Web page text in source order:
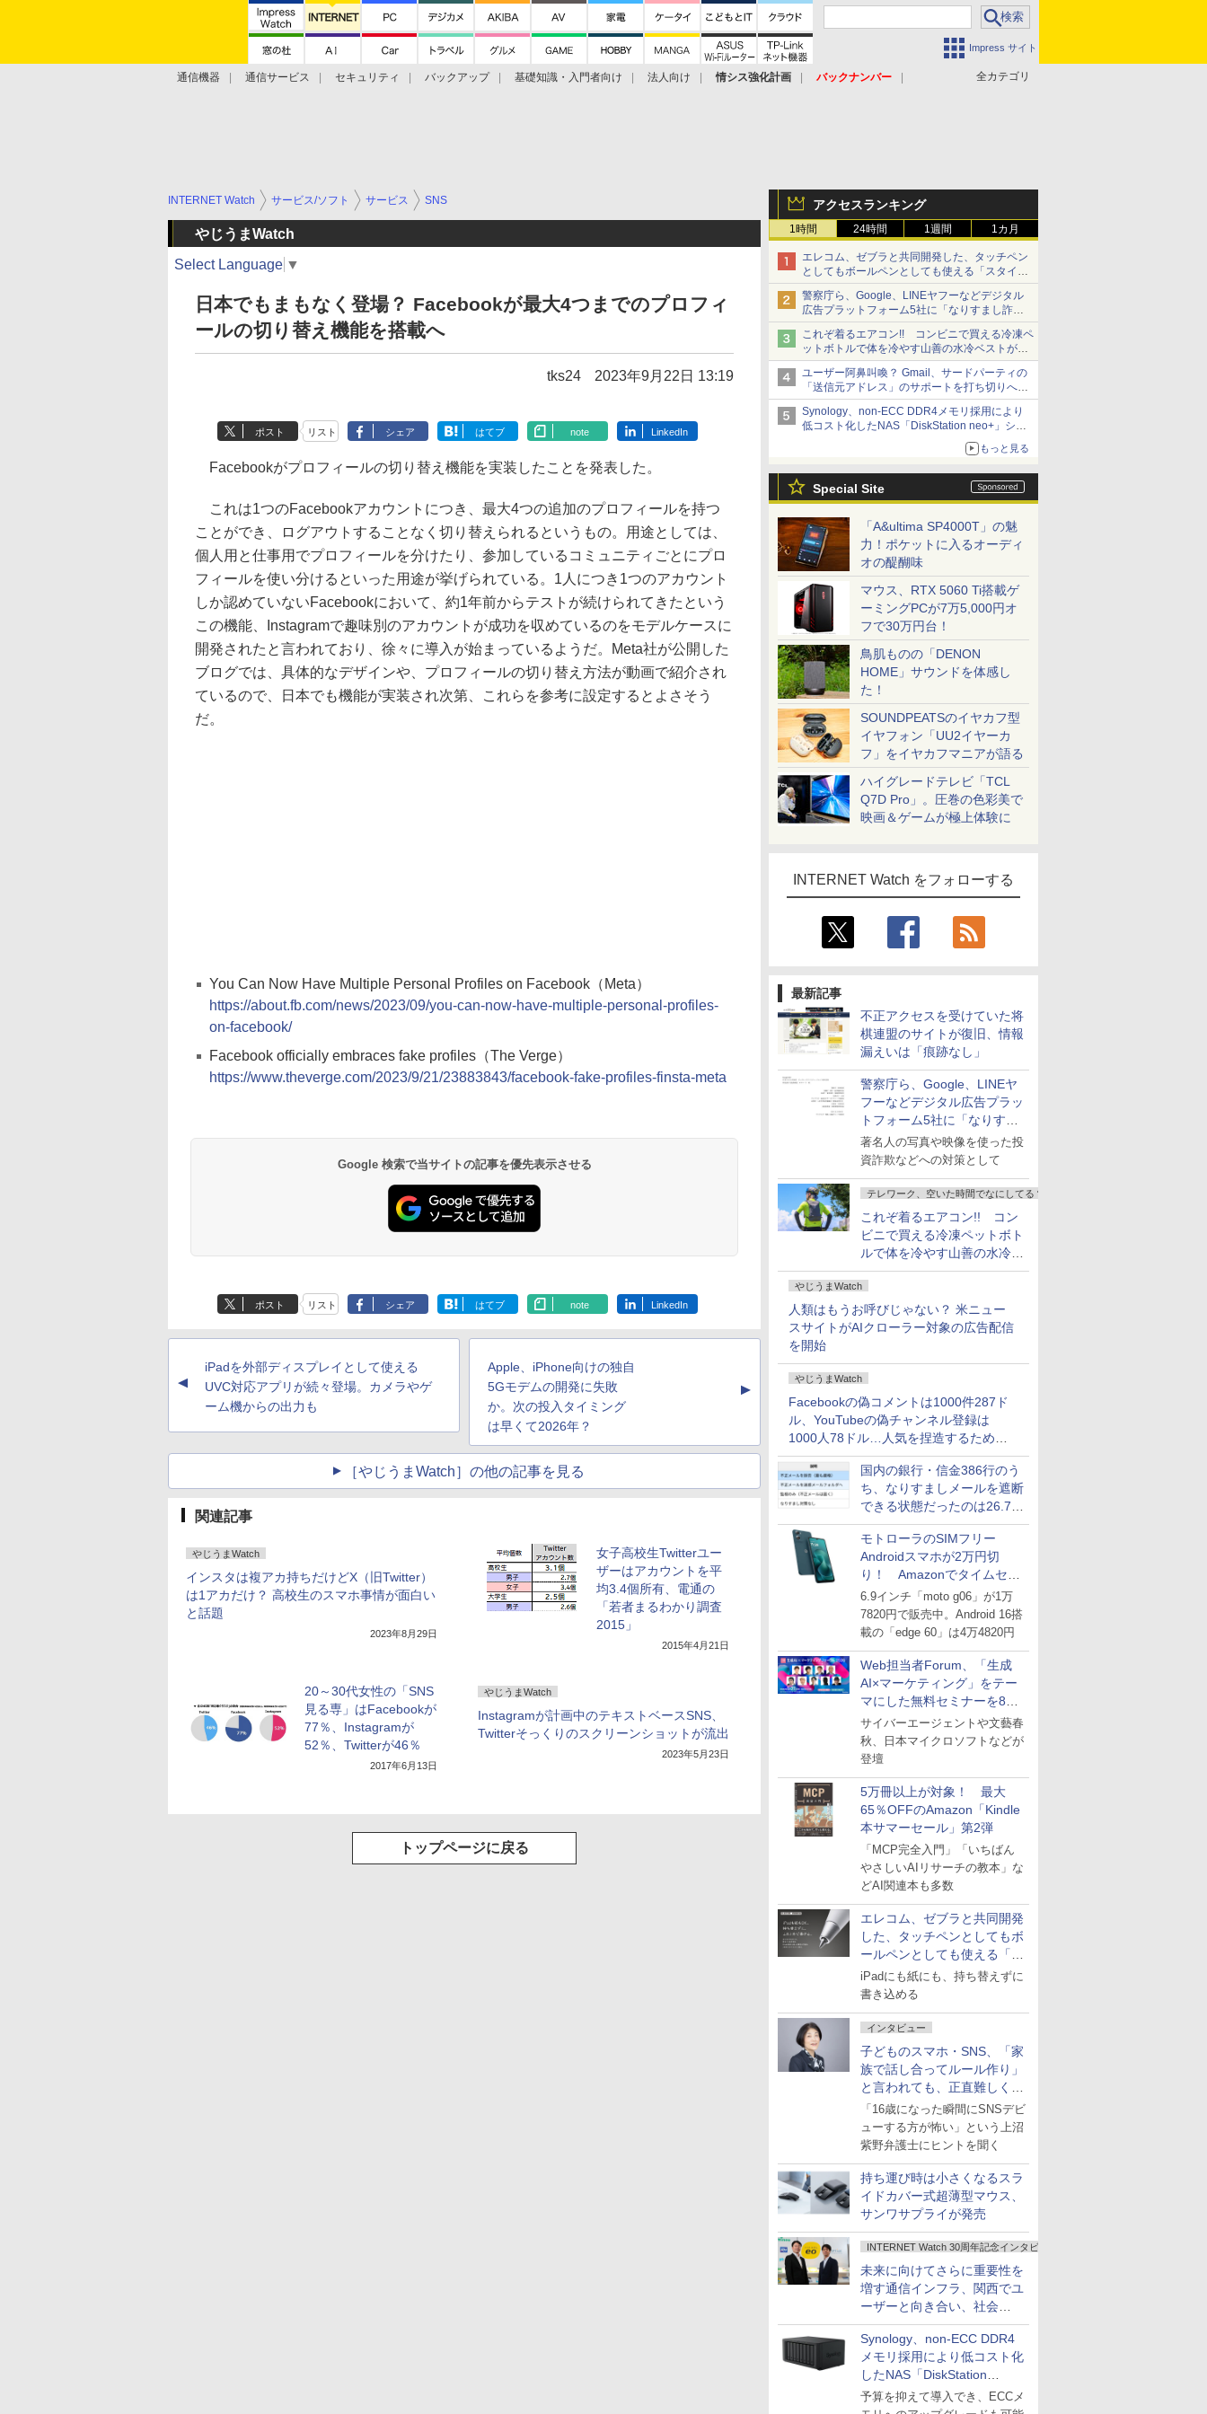
Impress サイト
全カテゴリ
通信機器 通信サービス セキュリティ バックアップ 基礎知識・入門者向け 法人向け 情シス強化計画
バックナンバー
アクセスランキング
1時間 24時間 1週間 1カ月
エレコム、ゼブラと共同開発した、タッチペン
としてもボールペンとしても使える「スタイラ
スツーウェイ」発売 iPadにも紙にも、持ち替
えずに書き込める
警察庁ら、Google、LINEヤフーなどデジタル
広告プラットフォーム5社に「なりすまし詐欺
広告」対策強化を要請 著名人の写真や映像を
使った投資詐欺などへの対策として
これぞ着るエアコン!! コンビニで買える冷凍ペ
ットボトルで体を冷やす山善の水冷ベストがロ
ードバイクにちょうどいい【ぼっち・ざ・ろー
ど！その14】【空いた時間でなにしてる？】
ユーザー阿鼻叫喚？ Gmail、サードパーティの
「送信元アドレス」のサポートを打ち切りへ
【やじうまWatch】
Synology、non-ECC DDR4メモリ採用により
低コスト化したNAS「DiskStation neo+」シリ
ーズ 予算を抑えて導入でき、ECCメモリへの
もっと見る
Special Site
「A&ultima SP4000T」の魅
力！ポケットに入るオーディ
オの醍醐味
マウス、RTX 5060 Ti搭載ゲ
ーミングPCが7万5,000円オ
フで30万円台！
鳥肌ものの「DENON
HOME」サウンドを体感し
た！
SOUNDPEATSのイヤカフ型
イヤフォン「UU2イヤーカ
フ」をイヤカフマニアが語る
ハイグレードテレビ「TCL
Q7D Pro」。圧巻の色彩美で
映画＆ゲームが極上体験に
INTERNET Watch をフォローする
最新記事
不正アクセスを受けていた将
棋連盟のサイトが復旧、情報
漏えいは「痕跡なし」
警察庁ら、Google、LINEヤ
フーなどデジタル広告プラッ
トフォーム5社に「なりすま
し詐欺広告」対策強化を要請
著名人の写真や映像を使った投
資詐欺などへの対策として
テレワーク、空いた時間でなにしてる？
これぞ着るエアコン!! コン
ビニで買える冷凍ペットボト
ルで体を冷やす山善の水冷ベ
ストがロードバイクにちょう
どいい【ぼっち・ざ・ろー
ど！その14】
やじうまWatch
人類はもうお呼びじゃない？ 米ニュー
スサイトがAIクローラー対象の広告配信
を開始
やじうまWatch
Facebookの偽コメントは1000件287ド
ル、YouTubeの偽チャンネル登録は
1000人78ドル…人気を捏造するための
価格リストが公開中
国内の銀行・信金386行のう
ち、なりすましメールを遮断
できる状態だったのは26.7％
にとどまる～GMOブランド
セキュリティ調査
モトローラのSIMフリー
Androidスマホが2万円切
り！ Amazonでタイムセー
ル
6.9インチ「moto g06」が1万
7820円で販売中。Android 16搭
載の「edge 60」は4万4820円
Web担当者Forum、「生成
AI×マーケティング」をテー
マにした無料セミナーを8月
27日にオンライン開催
サイバーエージェントや文藝春
秋、日本マイクロソフトなどが
登壇
5万冊以上が対象！ 最大
65％OFFのAmazon「Kindle
本サマーセール」第2弾
「MCP完全入門」「いちばん
やさしいAIリサーチの教本」な
どAI関連本も多数
エレコム、ゼブラと共同開発
した、タッチペンとしてもボ
ールペンとしても使える「ス
タイラスツーウェイ」発売
iPadにも紙にも、持ち替えずに
書き込める
インタビュー
子どものスマホ・SNS、「家
族で話し合ってルール作り」
と言われても、正直難しくな
いですか？
「16歳になった瞬間にSNSデビ
ューする方が怖い」という上沼
紫野弁護士にヒントを聞く
持ち運び時は小さくなるスラ
イドカバー式超薄型マウス、
サンワサプライが発売
INTERNET Watch 30周年記念インタビュー
未来に向けてさらに重要性を
増す通信インフラ、関西でユ
ーザーと向き合い、社会
の“あたらしい”を起動し続け
る～オプテージ
Synology、non-ECC DDR4
メモリ採用により低コスト化
したNAS「DiskStation
neo+」シリーズ
予算を抑えて導入でき、ECCメ
INTERNET Watch サービス/ソフト サービス SNS
やじうまWatch
Select Language ▼
日本でもまもなく登場？ Facebookが最大4つまでのプロフィ
ールの切り替え機能を搭載へ
tks24 2023年9月22日 13:19
ポスト リスト シェア はてブ note LinkedIn
Facebookがプロフィールの切り替え機能を実装したことを発表した。
これは1つのFacebookアカウントにつき、最大4つの追加のプロフィールを持つ
ことができ、ログアウトすることなく切り替えられるというもの。用途としては、
個人用と仕事用でプロフィールを分けたり、参加しているコミュニティごとにプロ
フィールを使い分けるといった用途が挙げられている。1人につき1つのアカウント
しか認めていないFacebookにおいて、約1年前からテストが続けられてきたという
この機能、Instagramで趣味別のアカウントが成功を収めているのをモデルケースに
開発されたと言われており、徐々に導入が始まっているようだ。Meta社が公開した
ブログでは、具体的なデザインや、プロフィールの切り替え方法が動画で紹介され
ているので、日本でも機能が実装され次第、これらを参考に設定するとよさそう
だ。
You Can Now Have Multiple Personal Profiles on Facebook（Meta）
https://about.fb.com/news/2023/09/you-can-now-have-multiple-personal-profiles-
on-facebook/
Facebook officially embraces fake profiles（The Verge）
https://www.theverge.com/2023/9/21/23883843/facebook-fake-profiles-finsta-meta
Google 検索で当サイトの記事を優先表示させる
ポスト リスト シェア はてブ note LinkedIn
▲
iPadを外部ディスプレイとして使える
UVC対応アプリが続々登場。カメラやゲ
ーム機からの出力も
Apple、iPhone向けの独自
5Gモデムの開発に失敗
か。次の投入タイミング
は早くて2026年？
▲
［やじうまWatch］の他の記事を見る
関連記事
やじうまWatch
インスタは複アカ持ちだけどX（旧Twitter）
は1アカだけ？ 高校生のスマホ事情が面白い
と話題
2023年8月29日
女子高校生Twitterユー
ザーはアカウントを平
均3.4個所有、電通の
「若者まるわかり調査
2015」
2015年4月21日
20～30代女性の「SNS
見る専」はFacebookが
77％、Instagramが
52％、Twitterが46％
2017年6月13日
やじうまWatch
Instagramが計画中のテキストベースSNS、
Twitterそっくりのスクリーンショットが流出
2023年5月23日
トップページに戻る